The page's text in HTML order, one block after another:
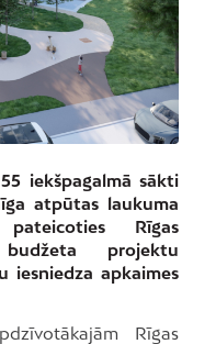
iekšpagalmā sākti
atpūtas laukuma
Rīgas
projektu
iesniedza apkaimes
Rīgas